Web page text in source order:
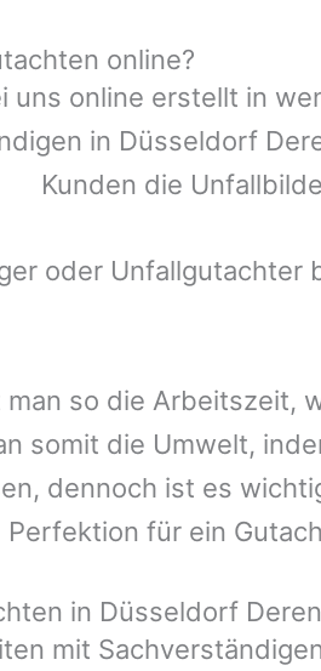
online?
uns online erstellt in
in Düsseldorf
Kunden die
oder
so die Arbeitszeit,
somit die Umwelt,
dennoch ist es
Perfektion für ein
in Düsseldorf
mit